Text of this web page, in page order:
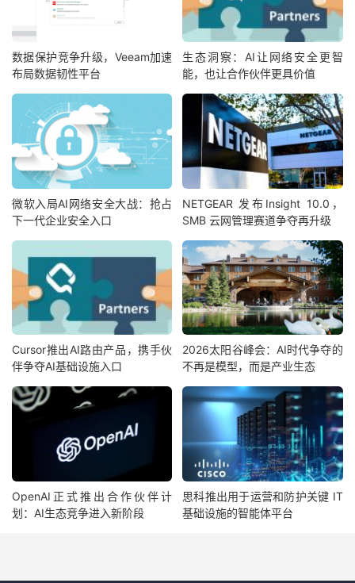
数据保护竞争升级，Veeam加速
布局数据韧性平台
生态洞察：AI让网络安全更智
能，也让合作伙伴更具价值
微软入局AI网络安全大战：抢占
下一代企业安全入口
NETGEAR 发布Insight 10.0，
SMB 云网管理赛道争夺再升级
Cursor推出AI路由产品，携手伙
伴争夺AI基础设施入口
2026太阳谷峰会：AI时代争夺的
不再是模型，而是产业生态
OpenAI正式推出合作伙伴计
划：AI生态竞争进入新阶段
思科推出用于运营和防护关键 IT
基础设施的智能体平台